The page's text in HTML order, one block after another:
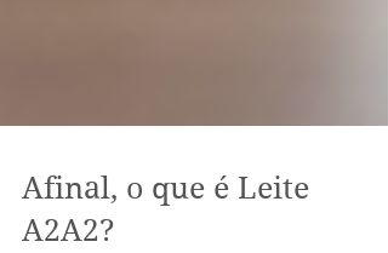
Afinal, o que é Leite